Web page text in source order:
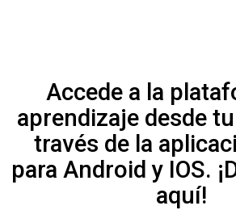
Accede a la
aprendizaje desde
través de la
para Android y IOS.
aquí!